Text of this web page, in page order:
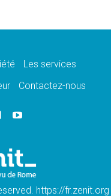
sur l'éducation
la venue du Pape
du Pape Léon en
à François»
Les services
Contactez-nous
https://fr.zenit.org